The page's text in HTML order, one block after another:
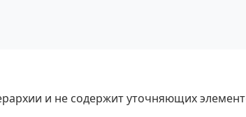
и не содержит уточняющих